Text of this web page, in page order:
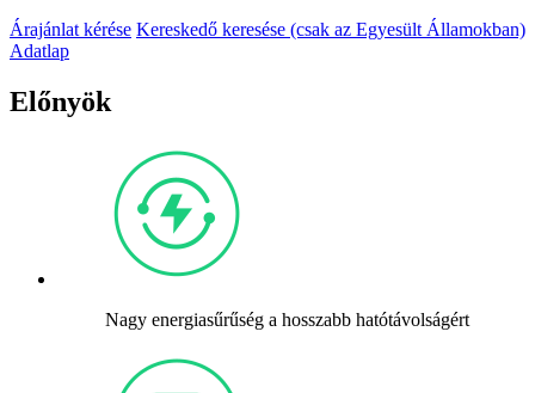
Árajánlat kérése Kereskedő keresése (csak az Egyesült Államokban)
Adatlap
Előnyök
Nagy energiasűrűség a hosszabb hatótávolságért